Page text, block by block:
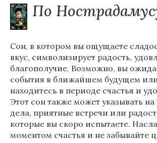
По
Сон, в котором вы ощущаете
вкус, символизирует радость,
благополучие. Возможно, вы
события в ближайшем будущем
находитесь в периоде счастья и
Этот сон также может указывать
дела, приятные встречи или
которые вы скоро испытаете.
моментом счастья и не забывайте